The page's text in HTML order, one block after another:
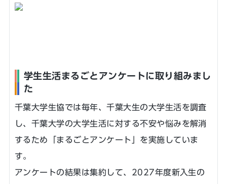
学生生活まるごとアンケートに取り組みまし
た
千葉大学生協では毎年、千葉大生の大学生活を調査
し、千葉大学の大学生活に対する不安や悩みを解消
するため「まるごとアンケート」を実施していま
す。
アンケートの結果は集約して、2027年度新入生の